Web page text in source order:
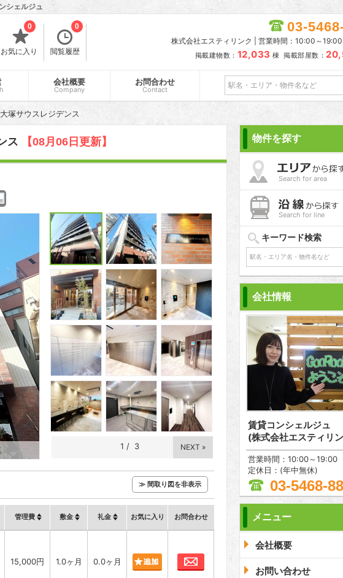
シェルジュ
お気に入り
0
閲覧履歴
0 03-
株式会社エスティリンク | 営業時間：10:00～
掲載建物数： 12,033 棟 掲載部屋数：
会社概要
Company
お問合わせ
Contact
塚サウスレジデンス
ス 【08月06日更新】
1 / 3 NEXT »
≫ 間取り図を非表示
管理費 敷金 礼金 お気に入り お問合わせ
15,000円 1.0ヶ月 0.0ヶ月 お問合わせ
物件を探す
Search for area
Search for line
キーワード検索
会社情報
賃貸コンシェルジュ
(株式会社エスティリ
営業時間：10:00～19:00
定休日：(年中無休)
03-5468-
メニュー
会社概要
お問い合わせ